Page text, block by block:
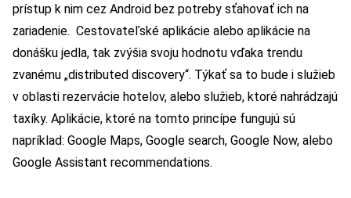
prístup k nim cez Android bez potreby sťahovať ich na
zariadenie. Cestovateľské aplikácie alebo aplikácie na
donášku jedla, tak zvýšia svoju hodnotu vďaka trendu
zvanému „distributed discovery“. Týkať sa to bude i služieb
v oblasti rezervácie hotelov, alebo služieb, ktoré nahrádzajú
taxíky. Aplikácie, ktoré na tomto princípe fungujú sú
napríklad: Google Maps, Google search, Google Now, alebo
Google Assistant recommendations.